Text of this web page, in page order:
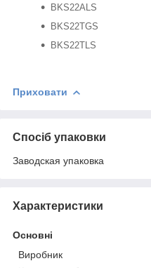
BKS22ALS
BKS22TGS
BKS22TLS
Приховати
Спосіб упаковки
Заводская упаковка
Характеристики
Основні
Виробник